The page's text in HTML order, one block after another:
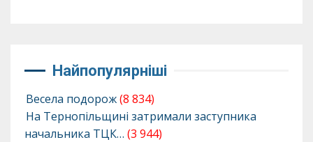
Найпопулярніші
Весела подорож(8 834)
На Тернопільщині затримали заступника
начальника ТЦК… (3 944)